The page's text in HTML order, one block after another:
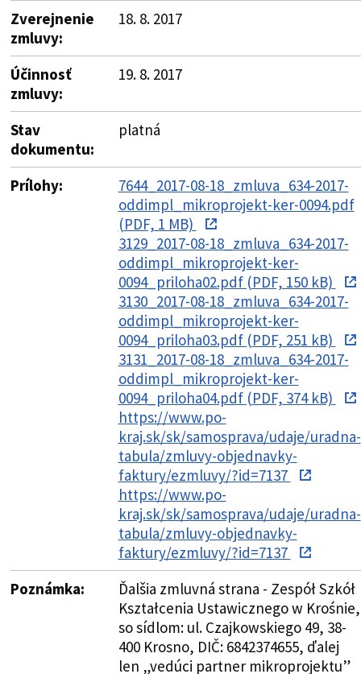
Zverejnenie
zmluvy:
18. 8. 2017
Účinnosť
zmluvy:
19. 8. 2017
Stav
dokumentu:
platná
Prílohy:
7644_2017-08-18_zmluva_634-2017-
oddimpl_mikroprojekt-ker-0094.pdf
(PDF, 1 MB)
3129_2017-08-18_zmluva_634-2017-
oddimpl_mikroprojekt-ker-
0094_priloha02.pdf (PDF, 150 kB)
3130_2017-08-18_zmluva_634-2017-
oddimpl_mikroprojekt-ker-
0094_priloha03.pdf (PDF, 251 kB)
3131_2017-08-18_zmluva_634-2017-
oddimpl_mikroprojekt-ker-
0094_priloha04.pdf (PDF, 374 kB)
https://www.po-
kraj.sk/sk/samosprava/udaje/uradna-
tabula/zmluvy-objednavky-
faktury/ezmluvy/?id=7137
https://www.po-
kraj.sk/sk/samosprava/udaje/uradna-
tabula/zmluvy-objednavky-
faktury/ezmluvy/?id=7137
Poznámka:
Ďalšia zmluvná strana - Zespół Szkół
Kształcenia Ustawicznego w Krośnie,
so sídlom: ul. Czajkowskiego 49, 38-
400 Krosno, DIČ: 6842374655, ďalej
len „vedúci partner mikroprojektu”